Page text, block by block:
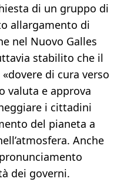
di un gruppo di
allargamento di
nel Nuovo Galles
stabilito che il
di cura verso
valuta e approva
i cittadini
del pianeta a
Anche
dei governi.